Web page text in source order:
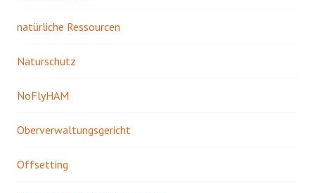
natürliche Ressourcen
Naturschutz
NoFlyHAM
Oberverwaltungsgericht
Offsetting